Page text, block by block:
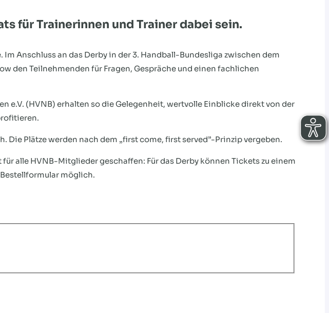
für Trainerinnen und Trainer dabei sein.
Anschluss an das Derby in der 3. Handball-Bundesliga zwischen dem
den Teilnehmenden für Fragen, Gespräche und einen fachlichen
e.V. (HVNB) erhalten so die Gelegenheit, wertvolle Einblicke direkt von der
Die Plätze werden nach dem „first come, first served”-Prinzip vergeben.
alle HVNB-Mitglieder geschaffen: Für das Derby können Tickets zu einem
möglich.